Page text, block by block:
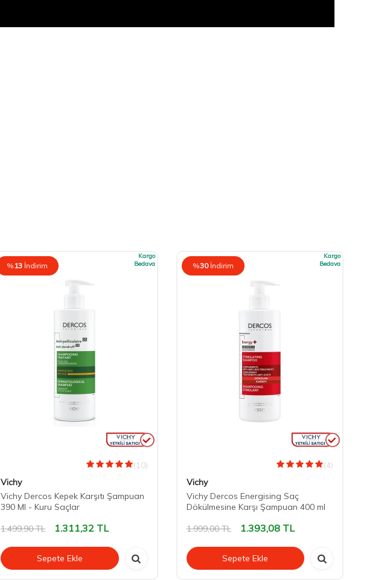
%13 İndirim
Kargo
Bedava
(10)
Vichy
Vichy Dercos Kepek Karşıtı Şampuan
390 Ml - Kuru Saçlar
1.499,90TL 1.311,32 TL
Sepete Ekle
%30 İndirim
Kargo
Bedava
(4)
Vichy
Vichy Dercos Energising Saç
Dökülmesine Karşı Şampuan 400 ml
1.999,00TL 1.393,08TL
Sepete Ekle